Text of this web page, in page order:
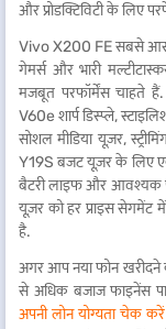
और प्रोडक्टिविटी के लिए
Vivo X200 FE सबसे
गेमर्स और भारी
मजबूत परफॉर्मेंस चाहते
V60e शार्प डिस्प्ले,
सोशल मीडिया यूज़र,
Y19S बजट यूज़र के लिए
बैटरी लाइफ और आवश्यक
यूज़र को हर प्राइस सेगमेंट
है.
अगर आप नया फोन खरीदने
से अधिक बजाज फाइनेंस
अपनी लोन योग्यता चेक करें